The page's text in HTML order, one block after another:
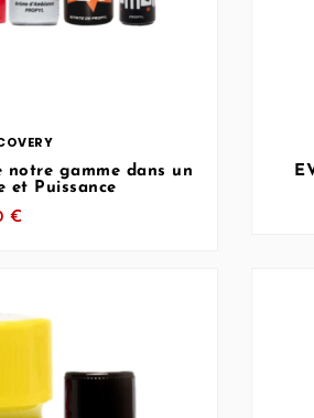
notre gamme dans un
et Puissance
€